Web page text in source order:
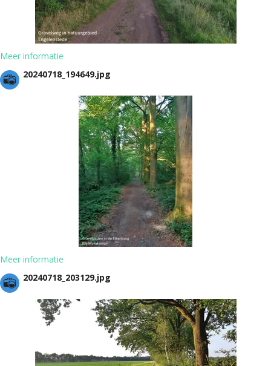
Meer informatie
20240718_194649.jpg
Meer informatie
20240718_203129.jpg